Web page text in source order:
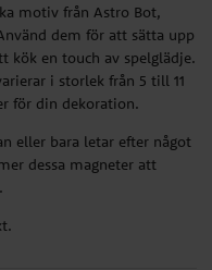
motiv från Astro Bot,
dem för att sätta upp
kök en touch av spelglädje.
i storlek från 5 till 11
för din dekoration.
eller bara letar efter något
dessa magneter att